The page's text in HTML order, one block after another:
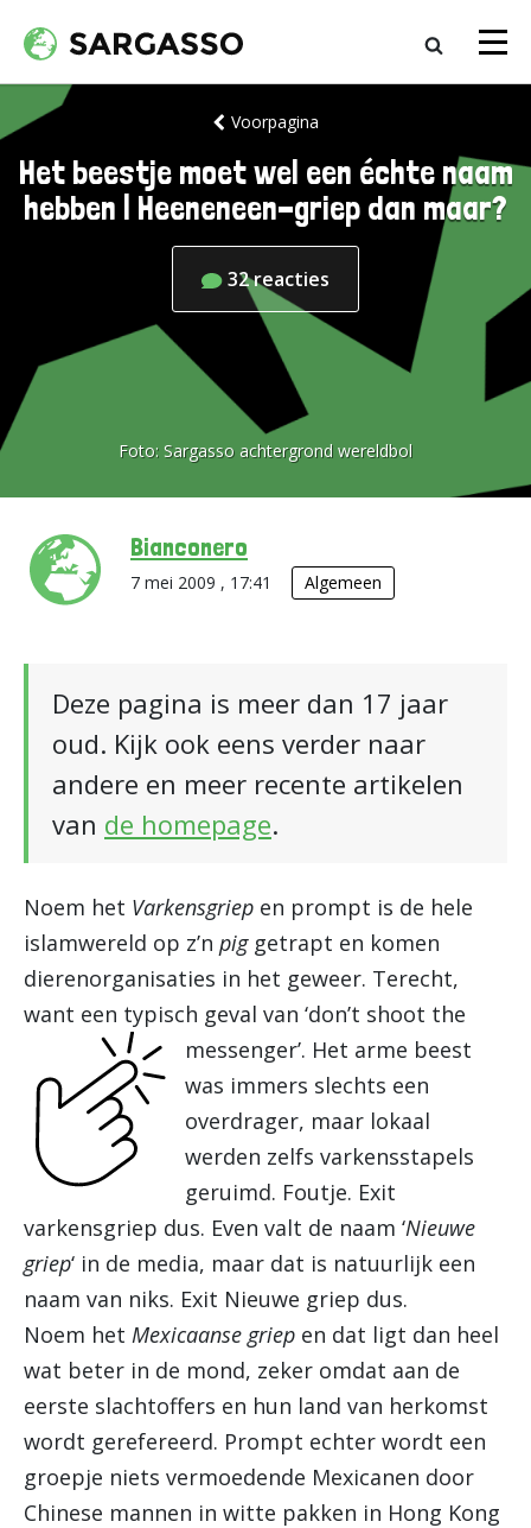
Voorpagina
Het beestje moet wel een échte naam
hebben | Heeneneen-griep dan maar?
32reacties
Foto: Sargasso achtergrond wereldbol
Bianconero
7 mei 2009 , 17:41 Algemeen
Deze pagina is meer dan 17 jaar
oud. Kijk ook eens verder naar
andere en meer recente artikelen
van de homepage.
Noem het Varkensgriep en prompt is de hele
islamwereld op z’n piggetrapt en komen
dierenorganisaties in het geweer. Terecht,
want een typisch geval van ‘don’t shoot the
messenger’. Het arme beest
was immers slechts een
overdrager, maar lokaal
werden zelfs varkensstapels
geruimd. Foutje. Exit
varkensgriep dus. Even valt de naam ‘Nieuwe
griep‘ in de media, maar dat is natuurlijk een
naam van niks. Exit Nieuwe griep dus.
Noem het Mexicaanse griep en dat ligt dan heel
wat beter in de mond, zeker omdat aan de
eerste slachtoffers en hun land van herkomst
wordt gerefereerd. Prompt echter wordt een
groepje niets vermoedende Mexicanen door
Chinese mannen in witte pakken in Hong Kong